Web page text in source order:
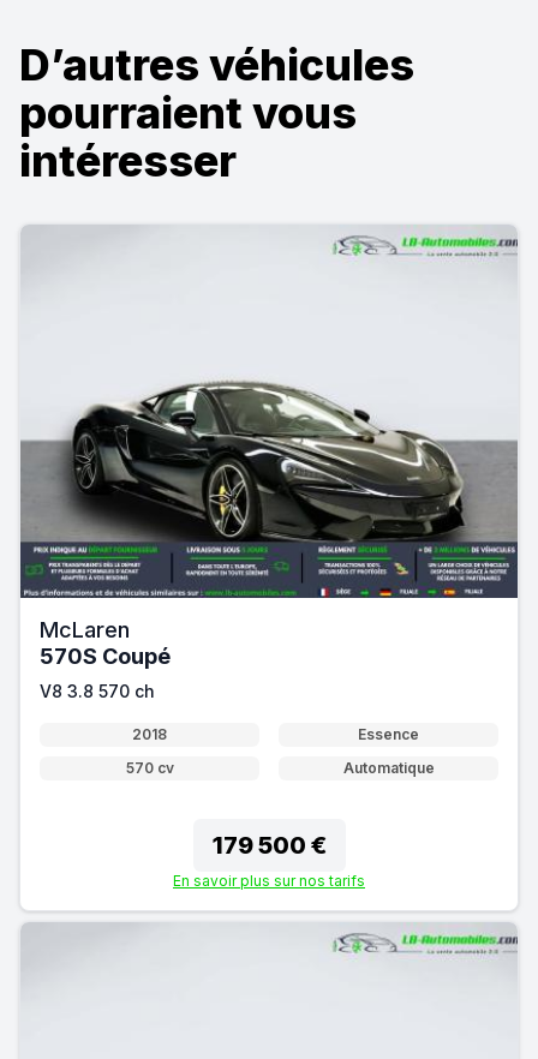
D’autres véhicules
pourraient vous
intéresser
McLaren
570S Coupé
V8 3.8 570 ch
2018
Essence
570 cv
Automatique
179 500 €
En savoir plus sur nos tarifs